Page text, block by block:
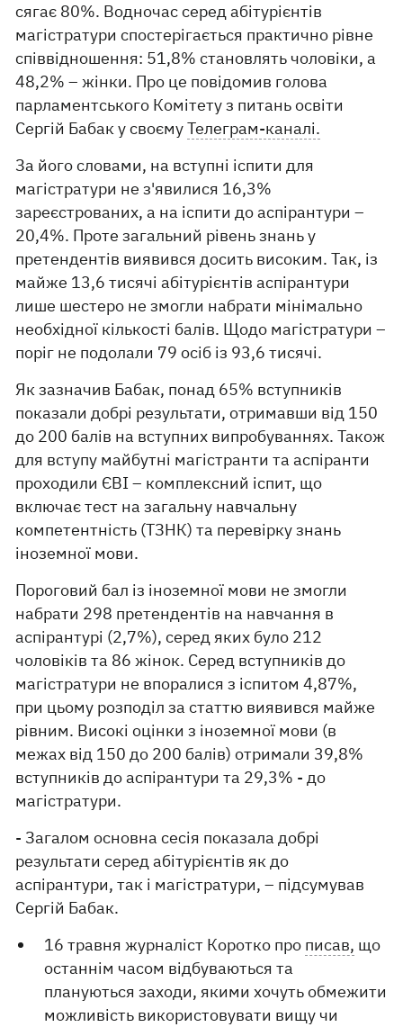
сягає 80%. Водночас серед абітурієнтів
магістратури спостерігається практично рівне
співвідношення: 51,8% становлять чоловіки, а
48,2% – жінки. Про це повідомив голова
парламентського Комітету з питань освіти
Сергій Бабак у своємуТелеграм-каналі.
За його словами, на вступні іспити для
магістратури не з'явилися 16,3%
зареєстрованих, а на іспити до аспірантури –
20,4%. Проте загальний рівень знань у
претендентів виявився досить високим. Так, із
майже 13,6 тисячі абітурієнтів аспірантури
лише шестеро не змогли набрати мінімально
необхідної кількості балів. Щодо магістратури –
поріг не подолали 79 осіб із 93,6 тисячі.
Як зазначив Бабак, понад 65% вступників
показали добрі результати, отримавши від 150
до 200 балів на вступних випробуваннях. Також
для вступу майбутні магістранти та аспіранти
проходили ЄВІ – комплексний іспит, що
включає тест на загальну навчальну
компетентність (ТЗНК) та перевірку знань
іноземної мови.
Пороговий бал із іноземної мови не змогли
набрати 298 претендентів на навчання в
аспірантурі (2,7%), серед яких було 212
чоловіків та 86 жінок. Серед вступників до
магістратури не впоралися з іспитом 4,87%,
при цьому розподіл за статтю виявився майже
рівним. Високі оцінки з іноземної мови (в
межах від 150 до 200 балів) отримали 39,8%
вступників до аспірантури та 29,3% - до
магістратури.
- Загалом основна сесія показала добрі
результати серед абітурієнтів як до
аспірантури, так і магістратури, – підсумував
Сергій Бабак.
16 травня журналіст Коротко про писав, що
останнім часом відбуваються та
плануються заходи, якими хочуть обмежити
можливість використовувати вищу чи